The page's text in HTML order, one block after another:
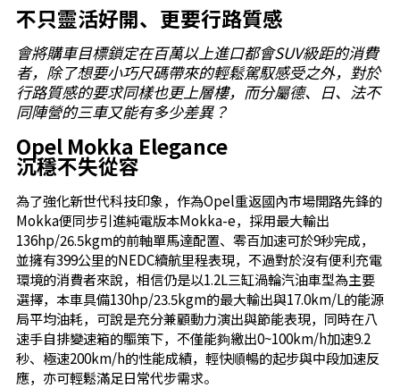
不只靈活好開、更要行路質感
會將購車目標鎖定在百萬以上進口都會SUV級距的消費
者，除了想要小巧尺碼帶來的輕鬆駕馭感受之外，對於
行路質感的要求同樣也更上層樓，而分屬德、日、法不
同陣營的三車又能有多少差異？
Opel Mokka Elegance
沉穩不失從容
為了強化新世代科技印象，作為Opel重返國內市場開路先鋒的
Mokka便同步引進純電版本Mokka-e，採用最大輸出
136hp/26.5kgm的前軸單馬達配置、零百加速可於9秒完成，
並擁有399公里的NEDC續航里程表現，不過對於沒有便利充電
環境的消費者來說，相信仍是以1.2L三缸渦輪汽油車型為主要
選擇，本車具備130hp/23.5kgm的最大輸出與17.0km/L的能源
局平均油耗，可說是充分兼顧動力演出與節能表現，同時在八
速手自排變速箱的驅策下，不僅能夠繳出0~100km/h加速9.2
秒、極速200km/h的性能成績，輕快順暢的起步與中段加速反
應，亦可輕鬆滿足日常代步需求。